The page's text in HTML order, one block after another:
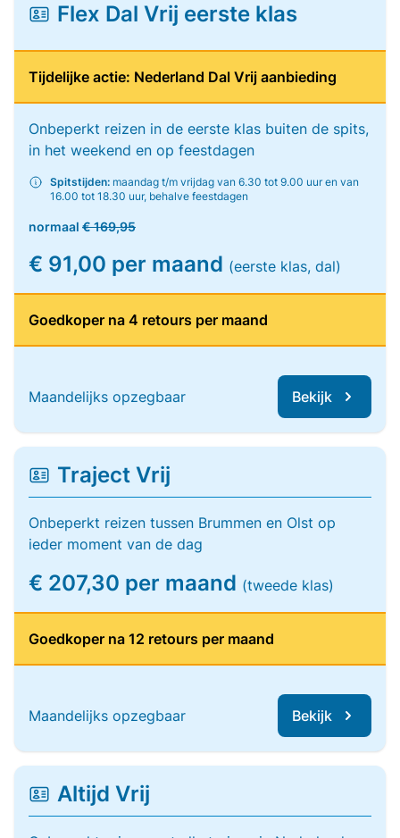
Flex Dal Vrij eerste klas
Tijdelijke actie: Nederland Dal Vrij aanbieding
Onbeperkt reizen in de eerste klas buiten de spits,
in het weekend en op feestdagen
Spitstijden: maandag t/m vrijdag van 6.30 tot 9.00 uur en van
16.00 tot 18.30 uur, behalve feestdagen
normaal € 169,95
€ 91,00 per maand (eerste klas, dal)
Goedkoper na 4 retours per maand
Maandelijks opzegbaar Bekijk
Traject Vrij
Onbeperkt reizen tussen Brummen en Olst op
ieder moment van de dag
€ 207,30 per maand (tweede klas)
Goedkoper na 12 retours per maand
Maandelijks opzegbaar Bekijk
Altijd Vrij